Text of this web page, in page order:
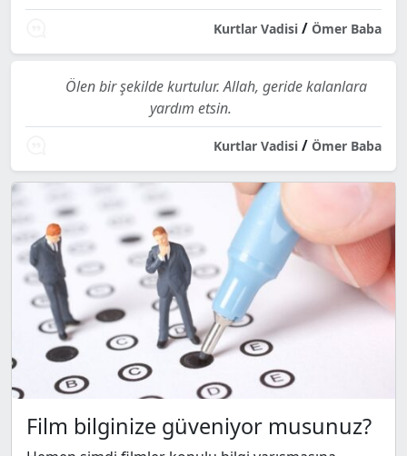
Kurtlar Vadisi / Ömer Baba
Ölen bir şekilde kurtulur. Allah, geride kalanlara
yardım etsin.
Kurtlar Vadisi / Ömer Baba
Film bilginize güveniyor musunuz?